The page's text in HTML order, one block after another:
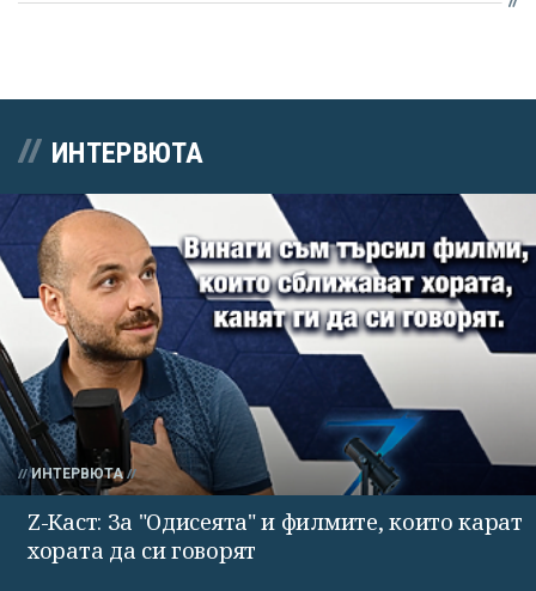
ИНТЕРВЮТА
ИНТЕРВЮТА
Z-Каст: За "Одисеята" и филмите, които карат
хората да си говорят